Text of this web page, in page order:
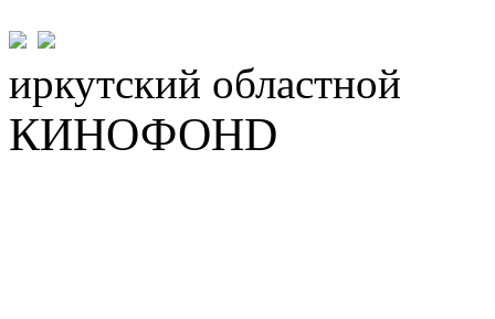
иркутский областной
КИНОФОНD